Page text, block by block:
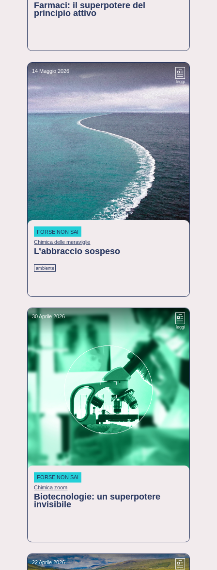
Farmaci: il superpotere del
principio attivo
14 Maggio 2026
leggi
FORSE NON SAI
Chimica delle meraviglie
L’abbraccio sospeso
ambiente
30 Aprile 2026
leggi
FORSE NON SAI
Chimica zoom
Biotecnologie: un superpotere
invisibile
22 Aprile 2026